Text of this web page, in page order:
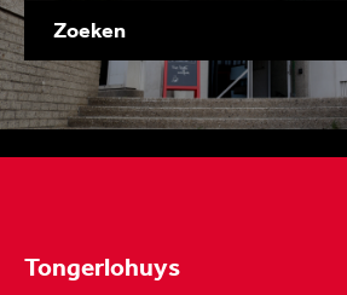
Zoeken
Tongerlohuys